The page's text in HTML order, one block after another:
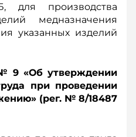
для производства
медназначения
указанных изделий
9 «Об утверждении
при проведении
(рег. № 8/18487